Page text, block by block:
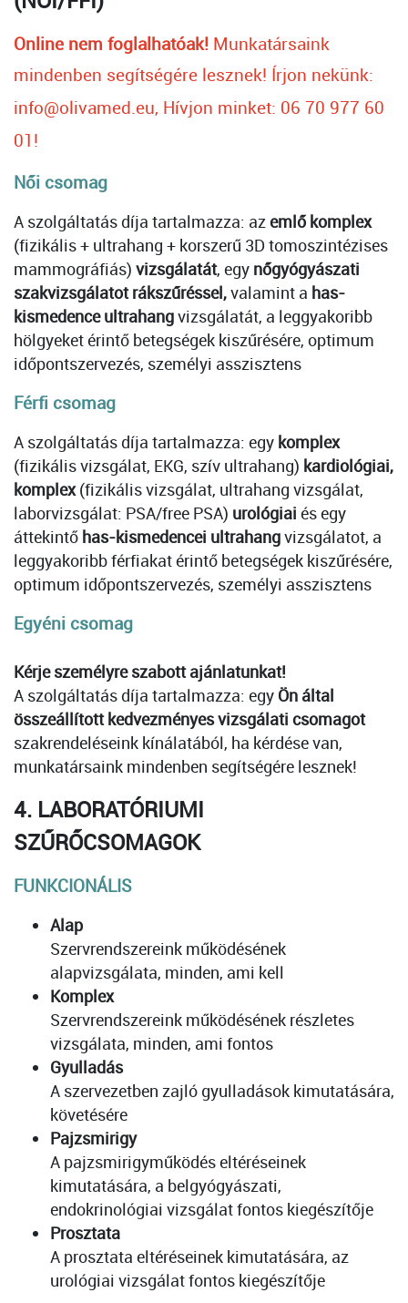
Online nem foglalhatóak! Munkatársaink
mindenben segítségére lesznek! Írjon nekünk:
info@olivamed.eu, Hívjon minket: 06 70 977 60
01!
Női csomag
A szolgáltatás díja tartalmazza: azemlő komplex
(fizikális + ultrahang + korszerű 3D tomoszintézises
mammográfiás) vizsgálatát, egy nőgyógyászati
szakvizsgálatot rákszűréssel,valamint a has-
kismedence ultrahangvizsgálatát, a leggyakoribb
hölgyeket érintő betegségek kiszűrésére, optimum
időpontszervezés, személyi asszisztens
Férfi csomag
A szolgáltatás díja tartalmazza: egy komplex
(fizikális vizsgálat, EKG, szív ultrahang) kardiológiai,
komplex(fizikális vizsgálat, ultrahang vizsgálat,
laborvizsgálat: PSA/free PSA) urológiai és egy
áttekintő has-kismedencei ultrahangvizsgálatot, a
leggyakoribb férfiakat érintő betegségek kiszűrésére,
optimum időpontszervezés, személyi asszisztens
Egyéni csomag
Kérje személyre szabott ajánlatunkat!
A szolgáltatás díja tartalmazza: egy Ön által
összeállított kedvezményes vizsgálati csomagot
szakrendeléseink kínálatából, ha kérdése van,
munkatársaink mindenben segítségére lesznek!
4. LABORATÓRIUMI
SZŰRŐCSOMAGOK
FUNKCIONÁLIS
Alap
Szervrendszereink működésének
alapvizsgálata, minden, ami kell
Komplex
Szervrendszereink működésének részletes
vizsgálata, minden, ami fontos
Gyulladás
A szervezetben zajló gyulladások kimutatására,
követésére
Pajzsmirigy
A pajzsmirigyműködés eltéréseinek
kimutatására, a belgyógyászati,
endokrinológiai vizsgálat fontos kiegészítője
Prosztata
A prosztata eltéréseinek kimutatására, az
urológiai vizsgálat fontos kiegészítője